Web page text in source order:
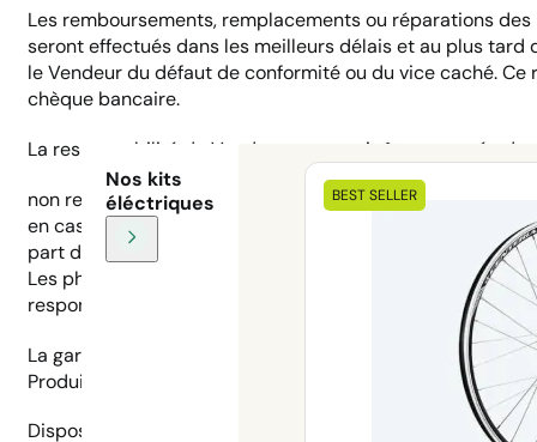
Nos kits
éléctriques
BEST SELLER
Les remboursements, remplacements ou réparations
seront effectués dans les meilleurs délais et au plus
le Vendeur du défaut de conformité ou du vice caché.
chèque bancaire.
La responsabilité du Vendeur ne saurait être engagée
non respect de la législation du pays dans lequel les
en cas de mauvaise utilisation, d’utilisation à des fins
part du Client, comme en cas d’usure normale du
Les photographies et graphismes présentés sur le site
responsabilité du Vendeur.
La garantie du Vendeur est, en tout état de cause,
Produits non conformes ou affectés d’un vice.
Dispositions relatives à la garantie contractuelle